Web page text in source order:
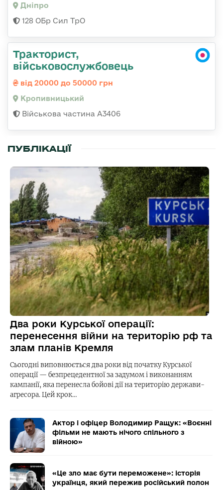
Дніпро
128 ОБр Сил ТрО
Тракторист,
військовослужбовець
від 20000 до 50000 грн
Кропивницький
Військова частина А3406
ПУБЛІКАЦІЇ
Два роки Курської операції:
перенесення війни на територію рф та
злам планів Кремля
Сьогодні виповнюється два роки від початку Курської
операції — безпрецедентної за задумом і виконанням
кампанії, яка перенесла бойові дії на територію держави-
агресора. Цей крок…
Актор і офіцер Володимир Ращук: «Воєнні
фільми не мають нічого спільного з
війною»
«Це зло має бути переможене»: історія
українця, який пережив російський полон